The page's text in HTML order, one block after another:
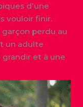
d’une
vouloir finir.
perdu au
un adulte
et à une